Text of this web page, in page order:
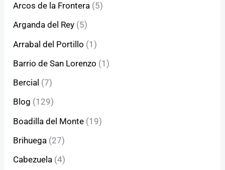
Arcos de la Frontera (5)
Arganda del Rey (5)
Arrabal del Portillo (1)
Barrio de San Lorenzo (1)
Bercial (7)
Blog (129)
Boadilla del Monte (19)
Brihuega (27)
Cabezuela (4)